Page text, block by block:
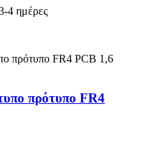
4 ημέρες
πρότυπο FR4